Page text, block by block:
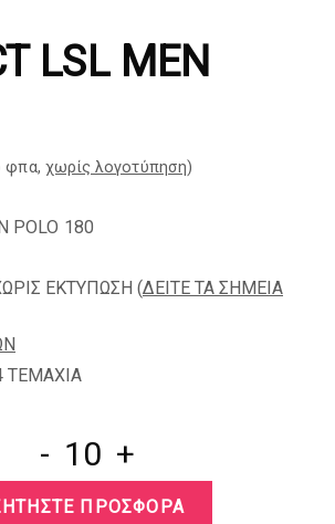
LSL MEN
φπα, χωρίς λογοτύπηση)
POLO 180
ΕΚΤΥΠΩΣΗ (ΔΕΙΤΕ ΤΑ ΣΗΜΕΙΑ
- +
ΠΡΟΣΦΟΡΑ